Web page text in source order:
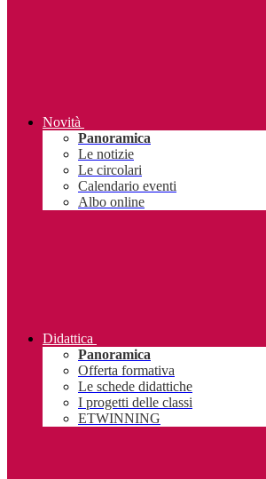
Novità
Panoramica
Le notizie
Le circolari
Calendario eventi
Albo online
Didattica
Panoramica
Offerta formativa
Le schede didattiche
I progetti delle classi
ETWINNING